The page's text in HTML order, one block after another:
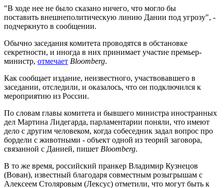
"В ходе нее не было сказано ничего, что могло бы
поставить внешнеполитическую линию Дании под угрозу", -
подчеркнуто в сообщении.
Обычно заседания комитета проводятся в обстановке
секретности, и иногда в них принимает участие премьер-
министр, отмечает Bloomberg.
Как сообщает издание, неизвестного, участвовавшего в
заседании, отследили, и оказалось, что он подключился к
мероприятию из России.
По словам главы комитета и бывшего министра иностранных
дел Мартина Лидегарда, парламентарии поняли, что имеют
дело с другим человеком, когда собеседник задал вопрос про
бордели с животными - объект одной из теорий заговора,
связанной с Данией, пишет Bloomberg.
В то же время, российский пранкер Владимир Кузнецов
(Вован), известный благодаря совместным розыгрышам с
Алексеем Столяровым (Лексус) отметили, что могут быть к